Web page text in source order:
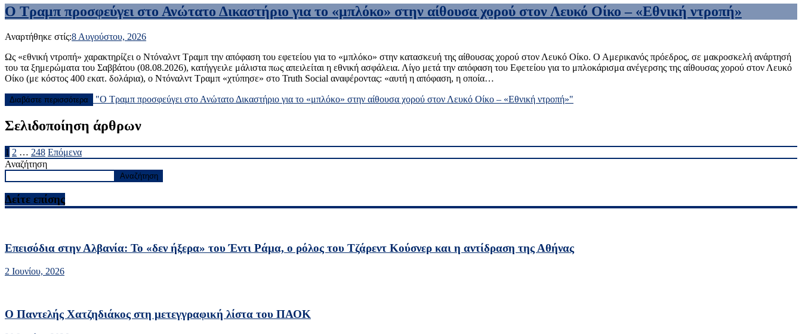
Ο Τραμπ προσφεύγει στο Ανώτατο Δικαστήριο για το «μπλόκο» στην αίθουσα χορού στον Λευκό Οίκο – «Εθνική ντροπή»
Αναρτήθηκε στίς:8 Αυγούστου, 2026
Ως «εθνική ντροπή» χαρακτηρίζει ο Ντόναλντ Τραμπ την απόφαση του εφετείου για το «μπλόκο» στην κατασκευή της αίθουσας χορού στον Λευκό Οίκο. Ο Αμερικανός πρόεδρος, σε μακροσκελή ανάρτησή
του τα ξημερώματα του Σαββάτου (08.08.2026), κατήγγειλε μάλιστα πως απειλείται η εθνική ασφάλεια. Λίγο μετά την απόφαση του Εφετείου για το μπλοκάρισμα ανέγερσης της αίθουσας χορού στον Λευκό
Οίκο (με κόστος 400 εκατ. δολάρια), ο Ντόναλντ Τραμπ «χτύπησε» στο Truth Social αναφέροντας: «αυτή η απόφαση, η οποία…
Διαβάστε περισσότερα "Ο Τραμπ προσφεύγει στο Ανώτατο Δικαστήριο για το «μπλόκο» στην αίθουσα χορού στον Λευκό Οίκο – «Εθνική ντροπή»"
Σελιδοποίηση άρθρων
1 2 … 248 Επόμενα
Αναζήτηση
Αναζήτηση
Δείτε επίσης
Επεισόδια στην Αλβανία: Το «δεν ήξερα» του Έντι Ράμα, ο ρόλος του Τζάρεντ Κούσνερ και η αντίδραση της Αθήνας
2 Ιουνίου, 2026
Ο Παντελής Χατζηδιάκος στη μετεγγραφική λίστα του ΠΑΟΚ